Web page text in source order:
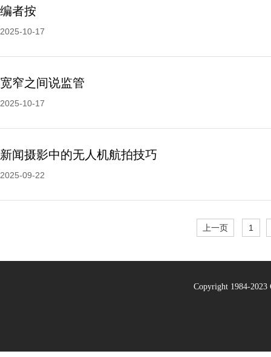
编者按
2025-10-17
宽窄之间说监管
2025-10-17
新闻摄影中的无人机航拍技巧
2025-09-22
上一页 1
Copyright 1984-